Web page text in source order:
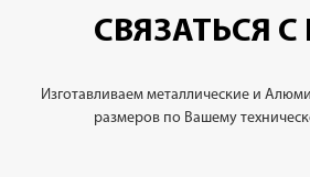
СВЯЗАТЬСЯ
Изготавливаем металлические и
размеров по Вашему